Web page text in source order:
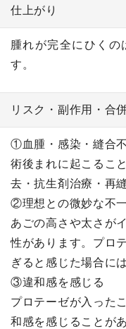
仕上がり
腫れが完全にひくの
す。
リスク・副作用・合
①血腫・感染・縫合
術後まれに起こるこ
去・抗生剤治療・再
②理想との微妙な不
あごの高さや太さが
性があります。プロ
ぎると感じた場合に
③違和感を感じる
プロテーゼが入った
和感を感じることが